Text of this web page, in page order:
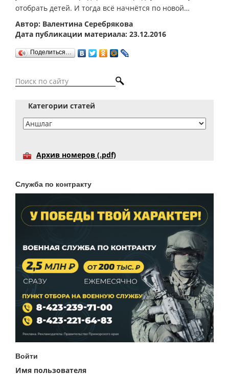
отобрать детей. И тогда всё начнётся по новой…
Автор: Валентина Серебрякова
Дата публикации материала: 23.12.2016
Поделиться…
Категории статей
Архив номеров (.pdf)
Служба по контракту
Войти
Имя пользователя